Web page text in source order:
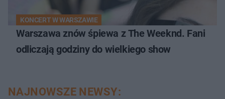
KONCERT W WARSZAWIE
Warszawa znów śpiewa z The Weeknd. Fani
odliczają godziny do wielkiego show
NAJNOWSZE NEWSY: